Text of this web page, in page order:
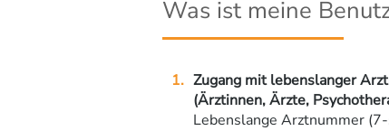
Was ist meine
Zugang mit lebenslanger
(Ärztinnen, Ärzte,
Lebenslange Arztnummer